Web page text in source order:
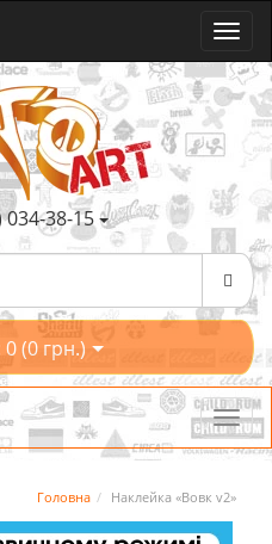
38-15
0 (0 грн.)
Головна Наклейка «Вовк v2»